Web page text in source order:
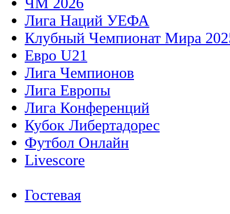
Лига Наций УЕФА
Клубный Чемпионат Мира
Евро U21
Лига Чемпионов
Лига Европы
Лига Конференций
Кубок Либертадорес
Футбол Онлайн
Livescore
Гостевая